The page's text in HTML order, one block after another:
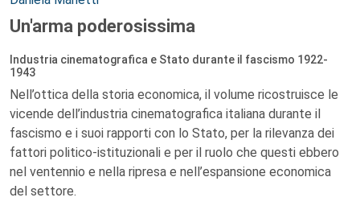
Un'arma poderosissima
Industria cinematografica e Stato durante il fascismo 1922-
1943
Nell’ottica della storia economica, il volume ricostruisce le
vicende dell’industria cinematografica italiana durante il
fascismo e i suoi rapporti con lo Stato, per la rilevanza dei
fattori politico-istituzionali e per il ruolo che questi ebbero
nel ventennio e nella ripresa e nell’espansione economica
del settore.